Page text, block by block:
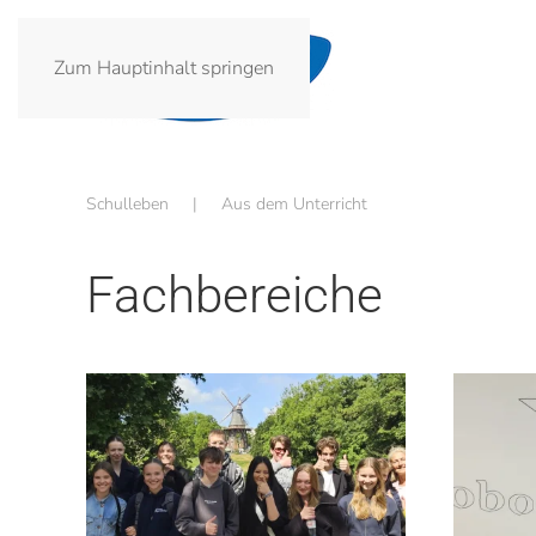
Zum Hauptinhalt springen
Schulleben Aus dem Unterricht
Fachbereiche